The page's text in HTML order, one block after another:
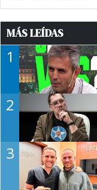
MÁS LEÍDAS
1
2
3